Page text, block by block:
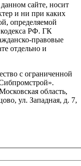
сайте, носит
и ни при каких
определяемой
РФ. ГК
правовые
отдельно и
с ограниченной
область,
ул. Западная, д. 7,